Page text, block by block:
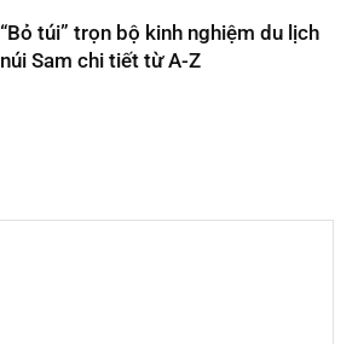
“Bỏ túi” trọn bộ kinh nghiệm du lịch
núi Sam chi tiết từ A-Z